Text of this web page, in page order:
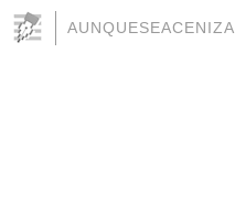
AUNQUESEACENIZA